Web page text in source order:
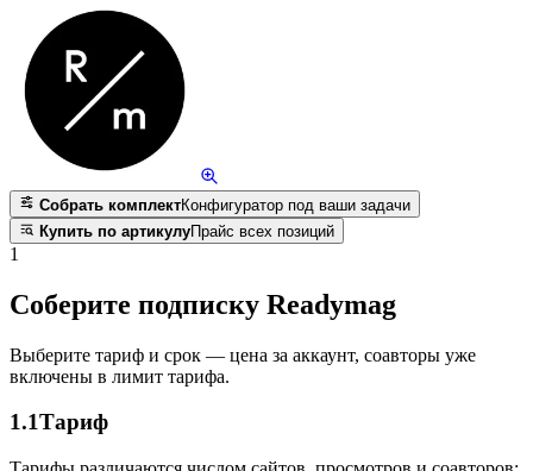
Собрать комплектКонфигуратор под ваши задачи
Купить по артикулуПрайс всех позиций
1
Соберите подписку Readymag
Выберите тариф и срок — цена за аккаунт, соавторы уже
включены в лимит тарифа.
1.1Тариф